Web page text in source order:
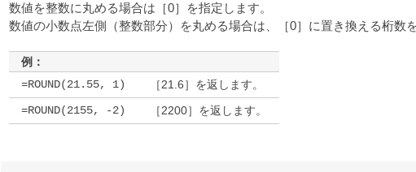
数値を整数に丸める場合は［0］を指定します。
数値の小数点左側（整数部分）を丸める場合は、［0］に置き換える桁数
例：
=ROUND(21.55, 1)
［21.6］を返します。
=ROUND(2155, -2)
［2200］を返します。